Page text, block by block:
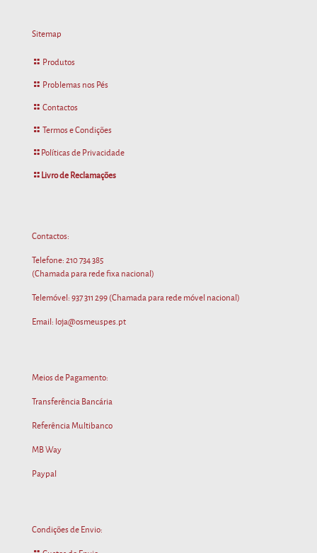
Sitemap
Produtos
Problemas nos Pés
Contactos
Termos e Condições
Políticas de Privacidade
Livro de Reclamações
Contactos:
Telefone: 210 734 385
(Chamada para rede fixa nacional)
Telemóvel: 937 311 299 (Chamada para rede móvel nacional)
Email: loja@osmeuspes.pt
Meios de Pagamento:
Transferência Bancária
Referência Multibanco
MB Way
Paypal
Condições de Envio: